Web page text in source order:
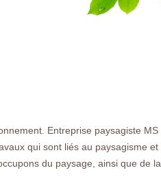
Entreprise paysagiste MS
qui sont liés au paysagisme et
du paysage, ainsi que de la